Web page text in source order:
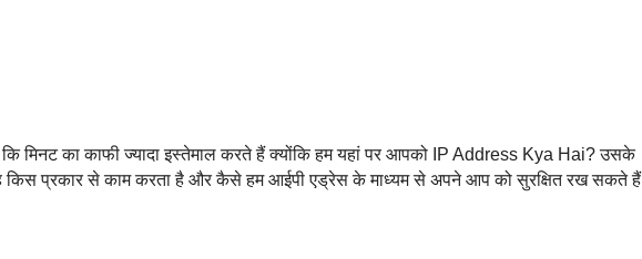
कि मिनट का काफी ज्यादा इस्तेमाल करते हैं क्योंकि हम यहां पर आपको IP Address Kya Hai? उसके
किस प्रकार से काम करता है और कैसे हम आईपी एड्रेस के माध्यम से अपने आप को सुरक्षित रख सकते हैं